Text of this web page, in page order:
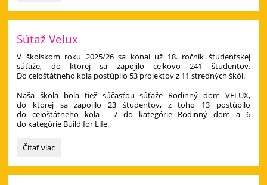
Súťaž Velux
V školskom roku 2025/26 sa konal už 18. ročník študentskej
súťaže, do ktorej sa zapojilo celkovo 241 študentov.
Do celoštátneho kola postúpilo 53 projektov z 11 stredných škôl.
Naša škola bola tiež súčasťou súťaže Rodinný dom VELUX,
do ktorej sa zapojilo 23 študentov, z toho 13 postúpilo
do celoštátneho kola - 7 do kategórie Rodinný dom a 6
do kategórie Build for Life.
Súťaž
Čítať viac